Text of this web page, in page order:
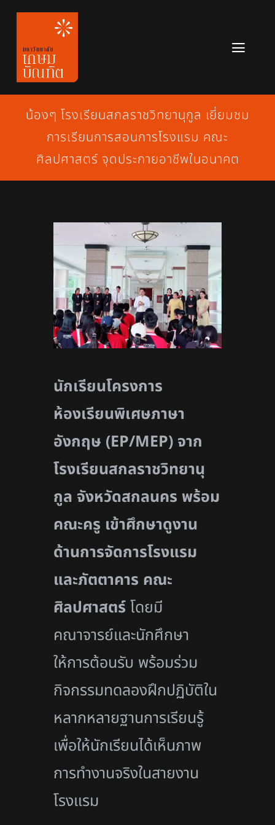
Skip
content
หลักสูตร
ข่าวสาร
เกี่ยวกับมหาวิทยาลัย
สมัครเรียน
น้องๆ โรงเรียนสกลราชวิทยานุกูล เยี่ยมชม
การเรียนการสอนการโรงแรม คณะ
ศิลปศาสตร์ จุดประกายอาชีพในอนาคต
นักเรียนโครงการ
ห้องเรียนพิเศษภาษา
อังกฤษ (EP/MEP) จาก
โรงเรียนสกลราชวิทยานุ
กูล จังหวัดสกลนคร พร้อม
คณะครู เข้าศึกษาดูงาน
ด้านการจัดการโรงแรม
และภัตตาคาร คณะ
ศิลปศาสตร์โดยมี
คณาจารย์และนักศึกษา
ให้การต้อนรับ พร้อมร่วม
กิจกรรมทดลองฝึกปฏิบัติใน
หลากหลายฐานการเรียนรู้
เพื่อให้นักเรียนได้เห็นภาพ
การทำงานจริงในสายงาน
โรงแรม